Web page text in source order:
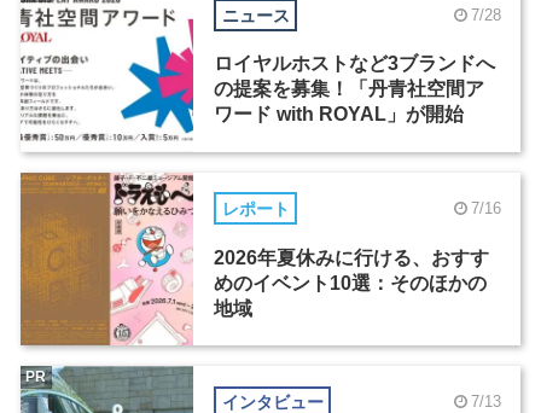
ニュース 7/28
ロイヤルホストなど3ブランドへ
の提案を募集！「丹青社空間ア
ワード with ROYAL」が開始
レポート 7/16
2026年夏休みに行ける、おすす
めのイベント10選：そのほかの
地域
インタビュー 7/13
PR